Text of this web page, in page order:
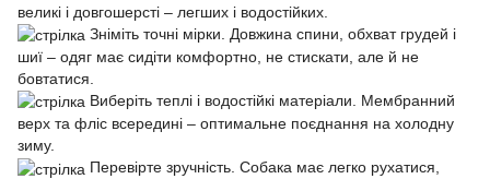
великі і довгошерсті – легших і водостійких.
Зніміть точні мірки. Довжина спини, обхват грудей і
шиї – одяг має сидіти комфортно, не стискати, але й не
бовтатися.
Виберіть теплі і водостійкі матеріали. Мембранний
верх та фліс всередині – оптимальне поєднання на холодну
зиму.
Перевірте зручність. Собака має легко рухатися,